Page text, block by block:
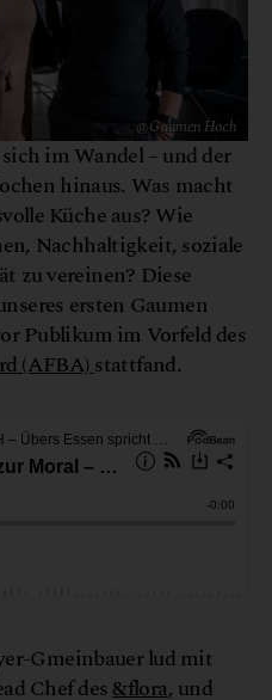
@ Gaumen Hoch
im Wandel – und der
hinaus. Was macht
Küche aus? Wie
Nachhaltigkeit, soziale
zu vereinen? Diese
ersten Gaumen
Publikum im Vorfeld des
(AFBA)stattfand.
Gmeinbauer lud mit
Chef des&flora, und